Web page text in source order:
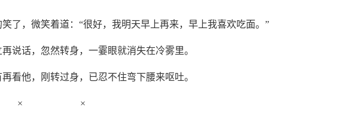
了，微笑着道：“很好，我明天早上再来，早上我喜欢吃面。”
说话，忽然转身，一霎眼就消失在冷雾里。
看他，刚转过身，已忍不住弯下腰来呕吐。
× ×